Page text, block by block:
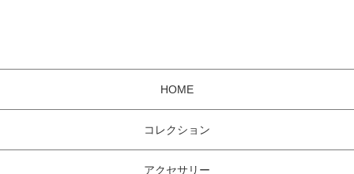
HOME
コレクション
アクセサリー